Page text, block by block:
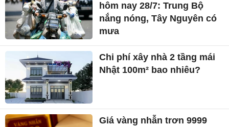
hôm nay 28/7: Trung Bộ
nắng nóng, Tây Nguyên có
mưa
Chi phí xây nhà 2 tầng mái
Nhật 100m² bao nhiêu?
Giá vàng nhẫn trơn 9999